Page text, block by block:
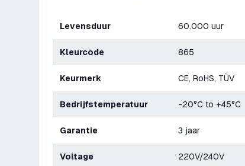
Levensduur 60.000 uur
Kleurcode 865
Keurmerk CE, RoHS, TÜV
Bedrijfstemperatuur -20°C to +45°C
Garantie 3 jaar
Voltage 220V/240V